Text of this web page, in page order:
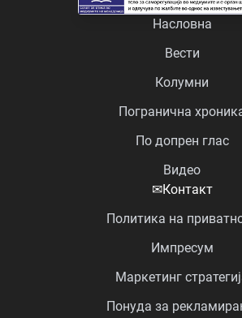
Насловна
Вести
Колумни
Погранична
По допрен глас
Видео
✉Контакт
Политика на
Импресум
Маркетинг
Понуда за